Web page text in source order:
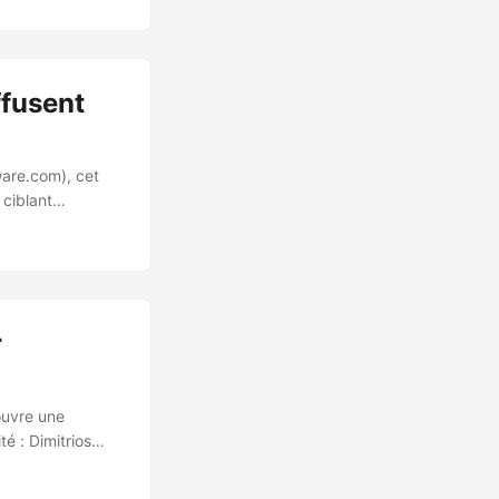
cet
ciblant
confirmés)
une
: Dimitrios
été